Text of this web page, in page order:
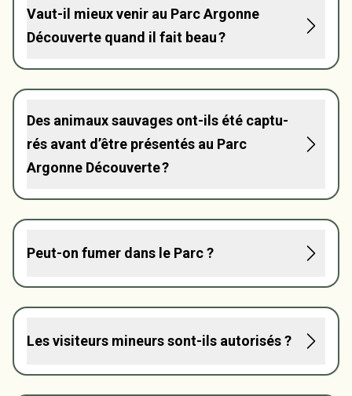
Vaut-il mieux venir au Parc Argonne
Décou­­­­­­­­­­­­­­­­verte quand il fait beau ?
Des animaux sauvages ont-ils été captu­­­­­­­­­­­­­­­­
rés avant d’être présen­­­­­­­­­­­­­­­­tés au Parc
Argonne Décou­­­­­­­­­­­­­­­­verte ?
Peut-on fumer dans le Parc ?
Les visiteurs mineurs sont-ils autorisés ?